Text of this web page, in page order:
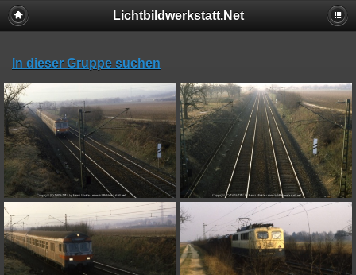
Lichtbildwerkstatt.Net
In dieser Gruppe suchen